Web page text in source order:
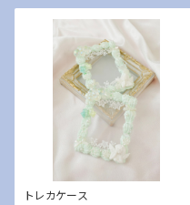
トレカケース